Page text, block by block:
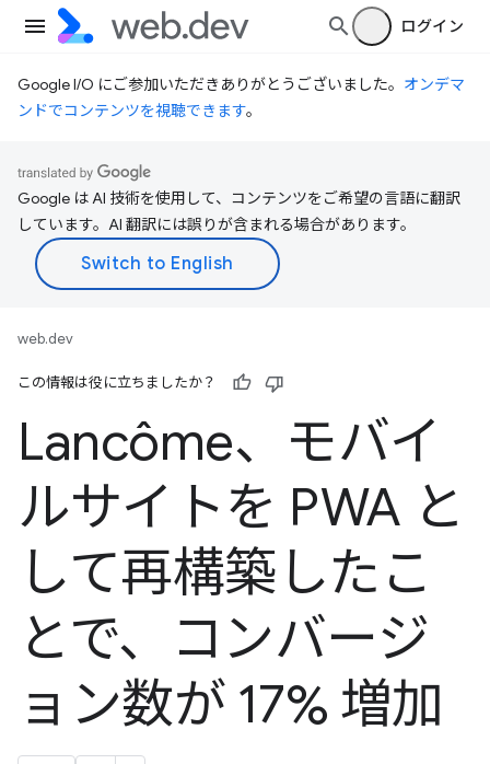
ログイン
Google I/O にご参加いただきありがとうございました。 オンデマ
ンドでコンテンツを視聴できます。
Google は AI 技術を使用して、コンテンツをご希望の言語に翻訳
しています。AI 翻訳には誤りが含まれる場合があります。
web.dev
この情報は役に立ちましたか？
Lancôme、モバイ
ルサイトを PWA と
して再構築したこ
とで、コンバージ
ョン数が 17% 増加